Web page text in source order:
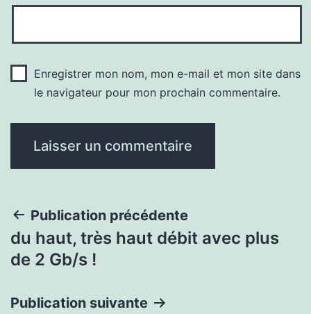
Enregistrer mon nom, mon e-mail et mon site dans
le navigateur pour mon prochain commentaire.
Navigation
de
Publication précédente
du haut, très haut débit avec plus
de 2 Gb/s !
Publication suivante